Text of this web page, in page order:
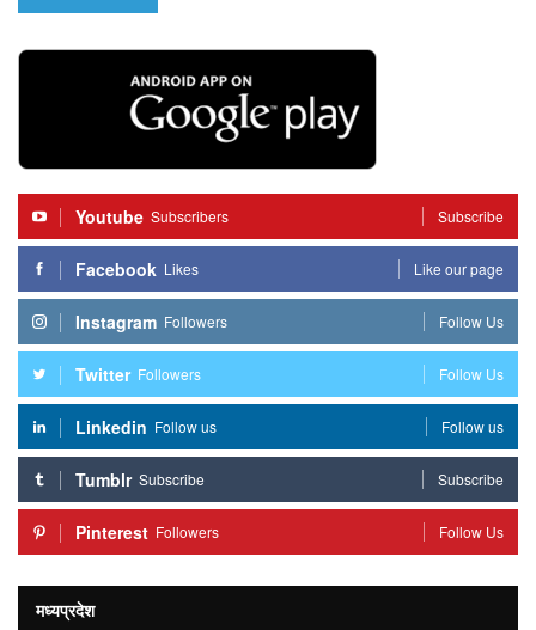
Youtube Subscribers Subscribe
Facebook Likes Like our page
Instagram Followers Follow Us
Twitter Followers Follow Us
Linkedin Follow us Follow us
Tumblr Subscribe Subscribe
Pinterest Followers Follow Us
मध्यप्रदेश